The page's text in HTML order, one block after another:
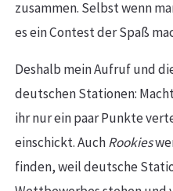
zusammen. Selbst wenn
es ein Contest der Spaß
Deshalb mein Aufruf und
deutschen Stationen:
ihr nur ein paar Punkte
einschickt. AuchRookies
finden, weil deutsche